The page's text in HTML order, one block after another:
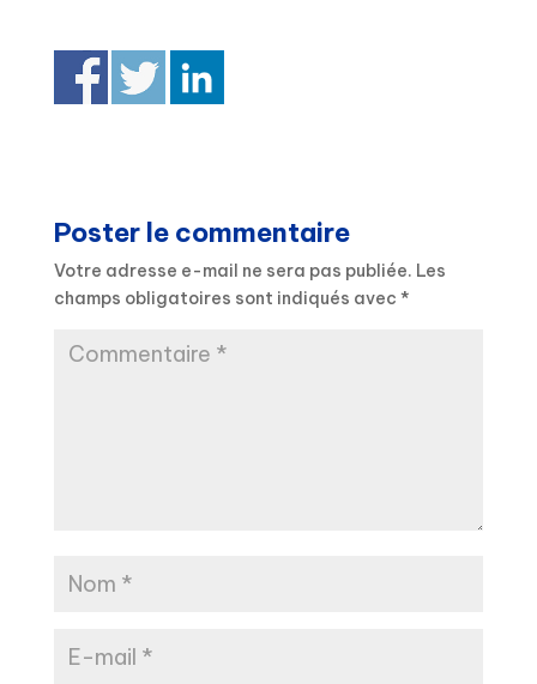
Poster le commentaire
Votre adresse e-mail ne sera pas publiée. Les
champs obligatoires sont indiqués avec *